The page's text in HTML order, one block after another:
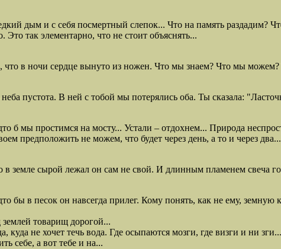
дым и с себя посмертный слепок... Что на память раздадим?
Это так элементарно, что не стоит объяснять...
в ночи сердце вынуто из ножен. Что мы знаем? Что мы можем?
пустота. В ней с тобой мы потерялись оба. Ты сказала:
б мы простимся на мосту... Устали – отдохнем... Природа
предположить не можем, что будет через день, а то и через
в земле сырой лежал он сам не свой. И длинным пламенем свеча
бы в песок он навсегда прилег. Кому понять, как не ему, земную
товарищ дорогой...
куда не хочет течь вода. Где осыпаются мозги, где визги и ни
себе, а вот тебе и на...